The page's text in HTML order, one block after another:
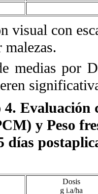
visual con
medias por
4. Evaluación
y Peso
días
Dosis
g i.a/ha